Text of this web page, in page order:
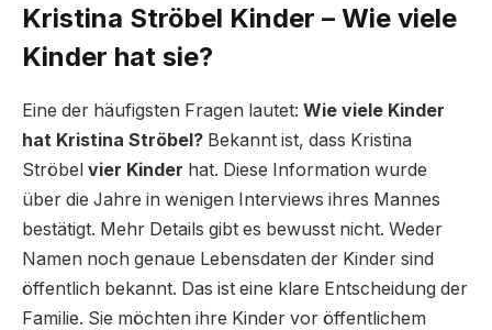
Kristina Ströbel Kinder – Wie viele
Kinder hat sie?
Eine der häufigsten Fragen lautet: Wie viele Kinder
hat Kristina Ströbel? Bekannt ist, dass Kristina
Ströbel vier Kinder hat. Diese Information wurde
über die Jahre in wenigen Interviews ihres Mannes
bestätigt. Mehr Details gibt es bewusst nicht. Weder
Namen noch genaue Lebensdaten der Kinder sind
öffentlich bekannt. Das ist eine klare Entscheidung der
Familie. Sie möchten ihre Kinder vor öffentlichem